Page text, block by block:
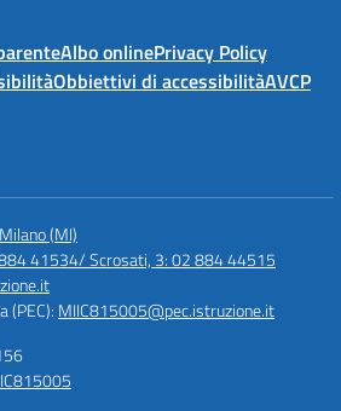
Albo onlinePrivacy Policy
Obbiettivi di accessibilitàAVCP
(MI)
41534/ Scrosati, 3: 02 884 44515
(PEC): MIIC815005@pec.istruzione.it